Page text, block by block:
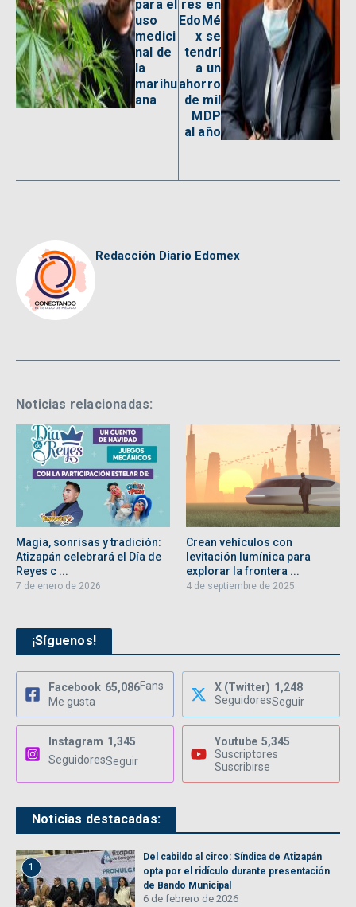
para el
uso
medici
nal de
la
marihu
ana
res en
EdoMé
x se
tendrí
a un
ahorro
de mil
MDP
al año
Redacción Diario Edomex
Noticias relacionadas:
Magia, sonrisas y tradición:
Atizapán celebrará el Día de
Reyes c ...
7 de enero de 2026
Crean vehículos con
levitación lumínica para
explorar la frontera ...
4 de septiembre de 2025
¡Síguenos!
Facebook 65,086Fans
Me gusta
X (Twitter) 1,248
SeguidoresSeguir
Instagram 1,345
SeguidoresSeguir
Youtube 5,345
Suscriptores
Suscribirse
Noticias destacadas:
1
Del cabildo al circo: Síndica de Atizapán
opta por el ridículo durante presentación
de Bando Municipal
6 de febrero de 2026